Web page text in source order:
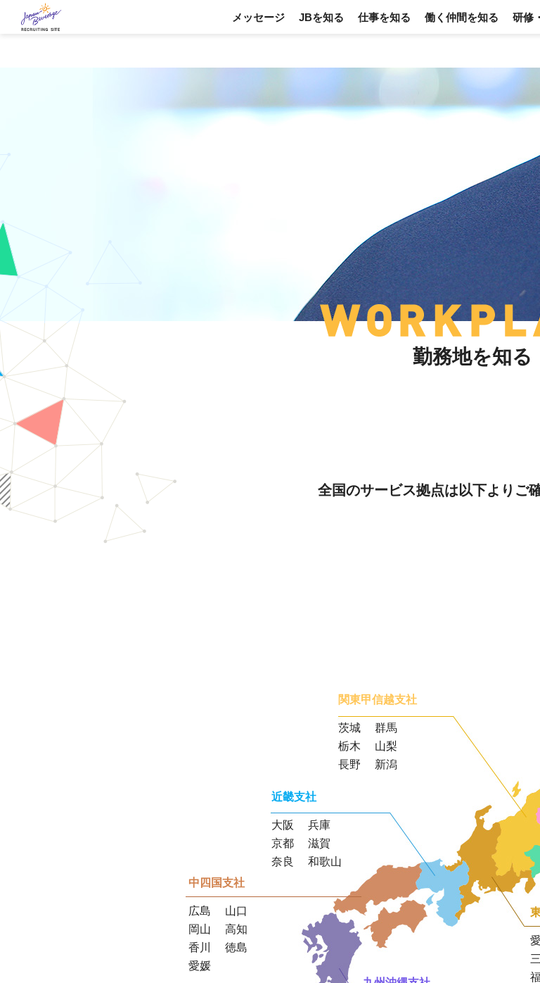
メッセージ JBを知る 仕事を知る 働く仲間を知る 研修
勤務地を知る
全国のサービス拠点は 以下よりご
関東甲信越支社
茨城
群馬
栃木
山梨
長野
新潟
近畿支社
大阪
兵庫
京都
滋賀
奈良
和歌山
中四国支社
広島
山口
岡山
高知
香川
徳島
愛媛